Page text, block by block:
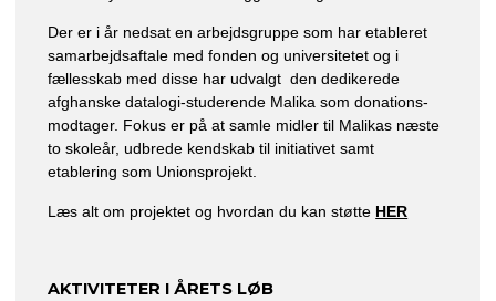
Der er i år nedsat en arbejdsgruppe som har etableret
samarbejdsaftale med fonden og universitetet og i
fællesskab med disse har udvalgt den dedikerede
afghanske datalogi-studerende Malika som donations-
modtager. Fokus er på at samle midler til Malikas næste
to skoleår, udbrede kendskab til initiativet samt
etablering som Unionsprojekt.
Læs alt om projektet og hvordan du kan støtte HER
AKTIVITETER I ÅRETS LØB